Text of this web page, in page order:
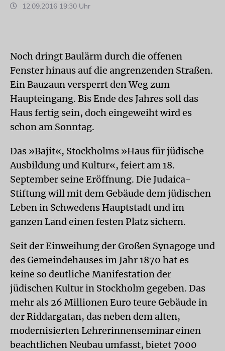
12.09.2016 19:30 Uhr
Noch dringt Baulärm durch die offenen
Fenster hinaus auf die angrenzenden Straßen.
Ein Bauzaun versperrt den Weg zum
Haupteingang. Bis Ende des Jahres soll das
Haus fertig sein, doch eingeweiht wird es
schon am Sonntag.
Das »Bajit«, Stockholms »Haus für jüdische
Ausbildung und Kultur«, feiert am 18.
September seine Eröffnung. Die Judaica-
Stiftung will mit dem Gebäude dem jüdischen
Leben in Schwedens Hauptstadt und im
ganzen Land einen festen Platz sichern.
Seit der Einweihung der Großen Synagoge und
des Gemeindehauses im Jahr 1870 hat es
keine so deutliche Manifestation der
jüdischen Kultur in Stockholm gegeben. Das
mehr als 26 Millionen Euro teure Gebäude in
der Riddargatan, das neben dem alten,
modernisierten Lehrerinnenseminar einen
beachtlichen Neubau umfasst, bietet 7000